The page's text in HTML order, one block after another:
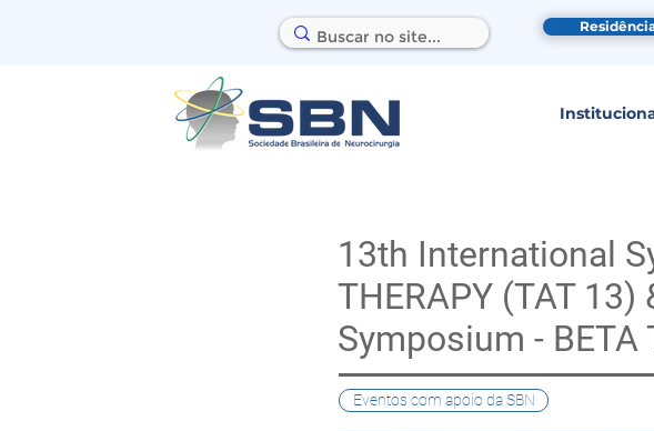
13th International
THERAPY (TAT
Symposium - BETA
Eventos com apoio da SBN